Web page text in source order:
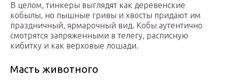
В целом, тинкеры выглядят как деревенские
кобылы, но пышные гривы и хвосты придают им
праздничный, ярмарочный вид. Кобы аутентично
смотрятся запряженными в телегу, расписную
кибитку и как верховые лошади.
Масть животного